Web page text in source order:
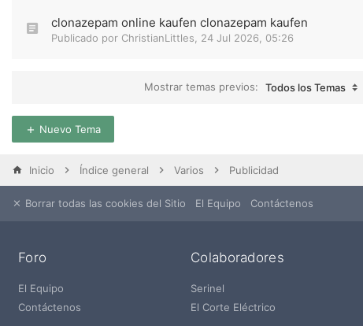
clonazepam online kaufen clonazepam kaufen
Publicado por ChristianLittles 24 Jul 2026, 05:26
Mostrar temas previos: Todos los Temas
Nuevo Tema
Inicio Índice general Varios Publicidad
Borrar todas las cookies del Sitio El Equipo Contáctenos
Foro
El Equipo
Contáctenos
Colaboradores
Serinel
El Corte Eléctrico